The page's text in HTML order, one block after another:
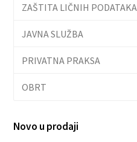
ZAŠTITA LIČNIH PODATAKA
JAVNA SLUŽBA
PRIVATNA PRAKSA
OBRT
Novo u prodaji